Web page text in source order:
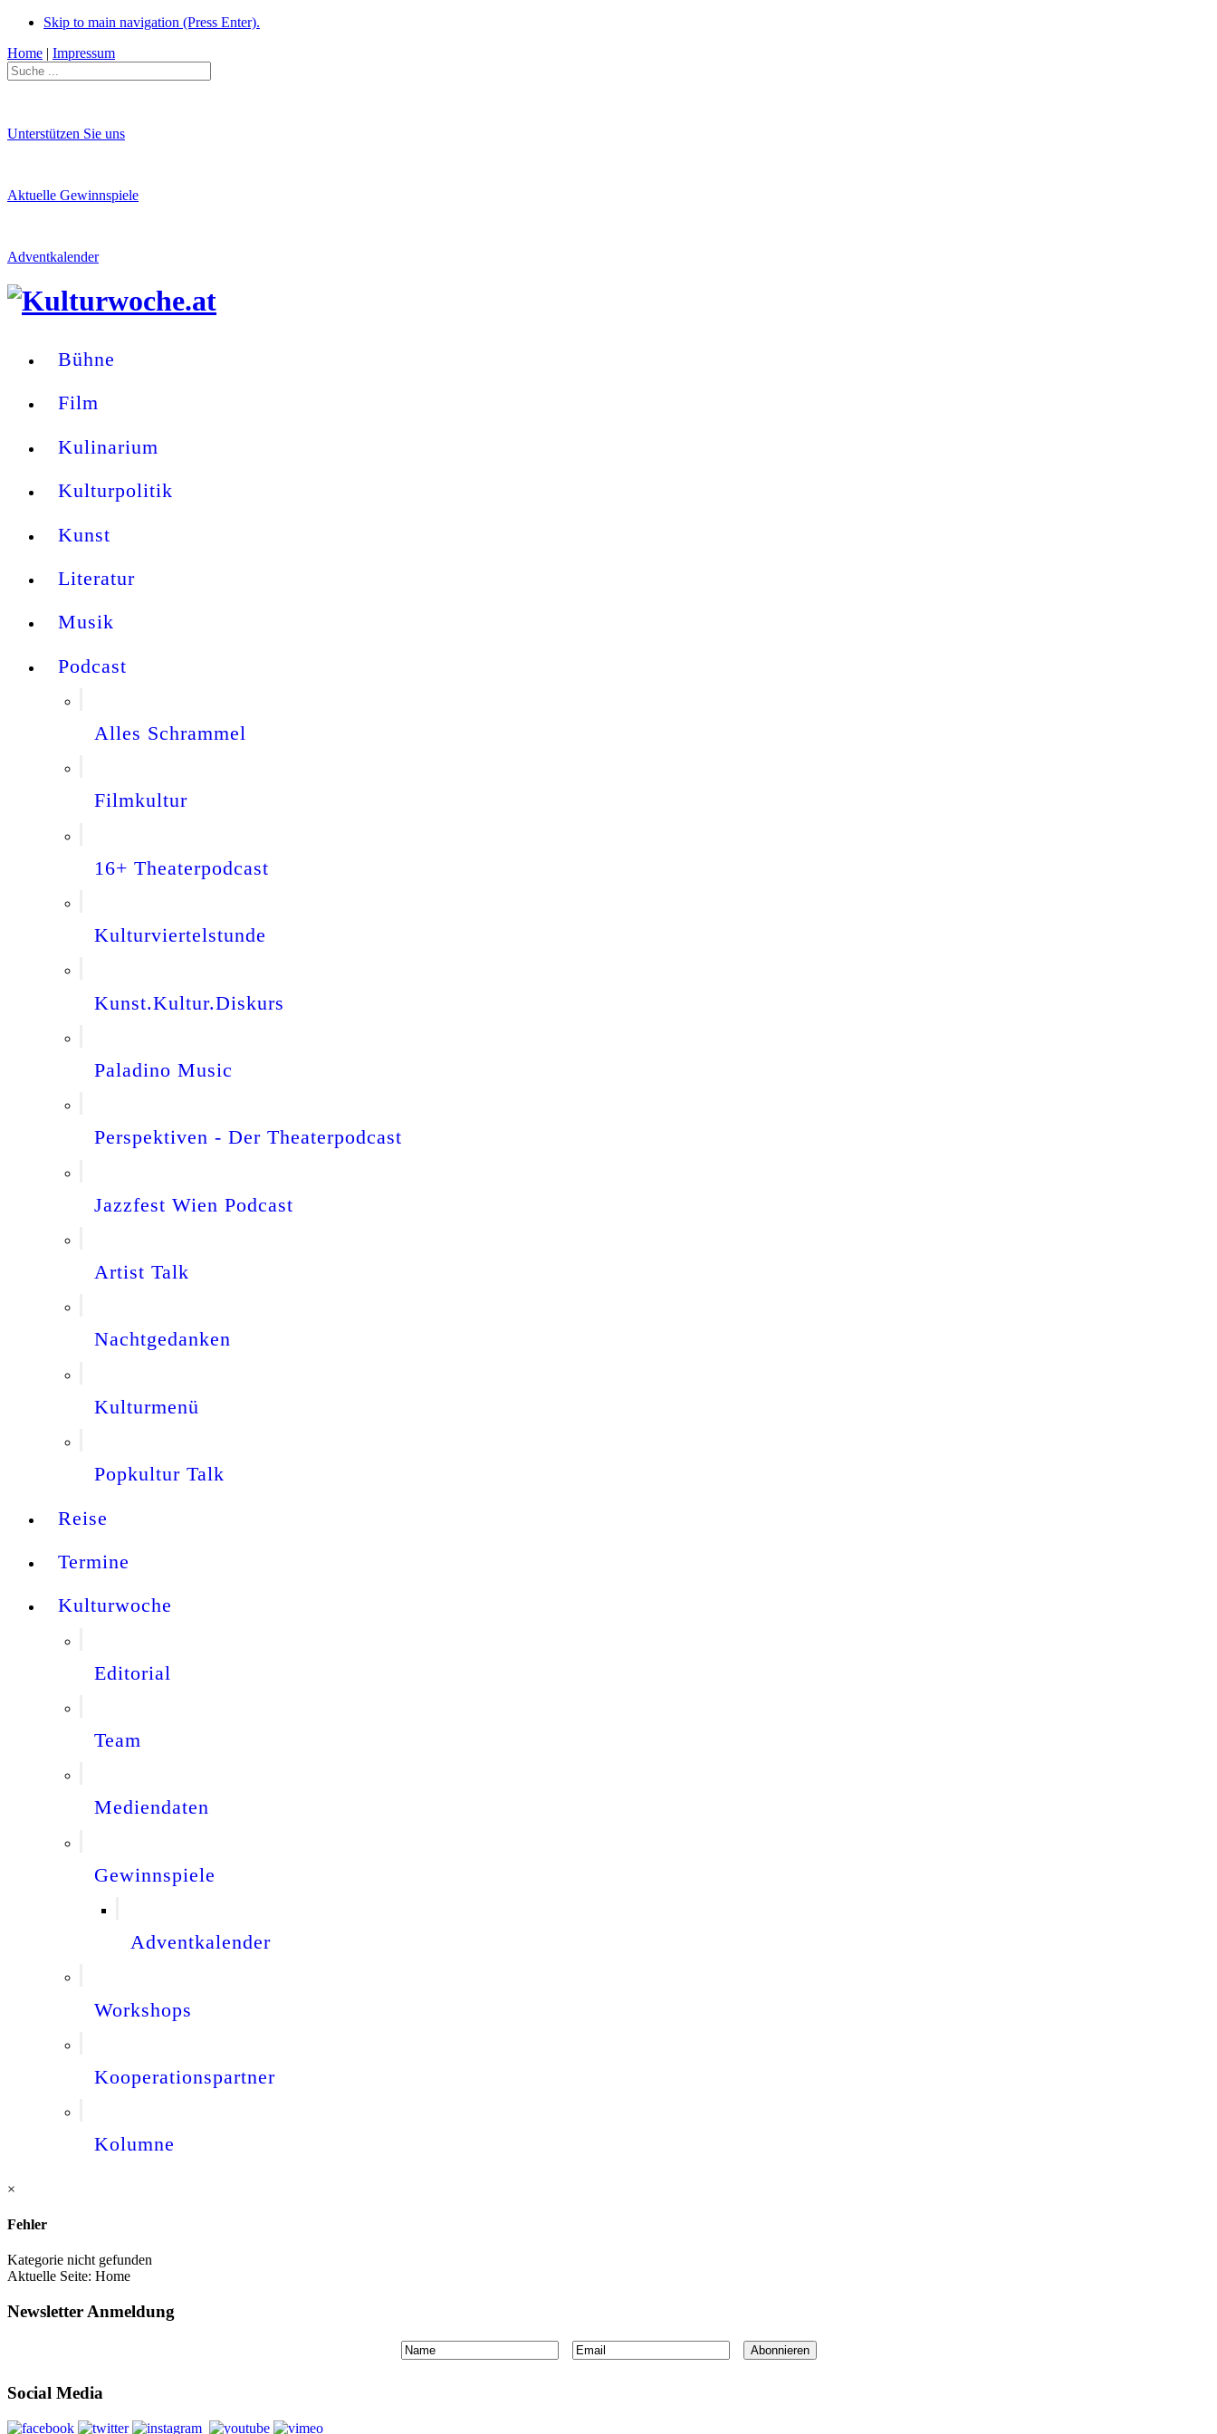
Skip to main navigation (Press Enter).
Home | Impressum
Unterstützen Sie uns
Aktuelle Gewinnspiele
Adventkalender
Bühne
Film
Kulinarium
Kulturpolitik
Kunst
Literatur
Musik
Podcast
Alles Schrammel
Filmkultur
16+ Theaterpodcast
Kulturviertelstunde
Kunst.Kultur.Diskurs
Paladino Music
Perspektiven - Der Theaterpodcast
Jazzfest Wien Podcast
Artist Talk
Nachtgedanken
Kulturmenü
Popkultur Talk
Reise
Termine
Kulturwoche
Editorial
Team
Mediendaten
Gewinnspiele
Adventkalender
Workshops
Kooperationspartner
Kolumne
×
Fehler
Kategorie nicht gefunden
Aktuelle Seite: Home
Newsletter Anmeldung
Social Media